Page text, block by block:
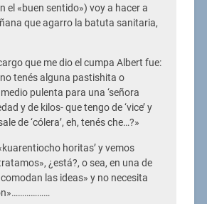
el «buen sentido») voy a hacer a
que agarro la batuta sanitaria,
que me dio el cumpa Albert fue:
no tenés alguna pastishita o
pulenta para una ‘señora
y de kilos- que tengo de ‘vice’ y
de ‘cólera’, eh, tenés che…?»
horitas’ y vemos
¿está?, o sea, en una de
las ideas» y no necesita